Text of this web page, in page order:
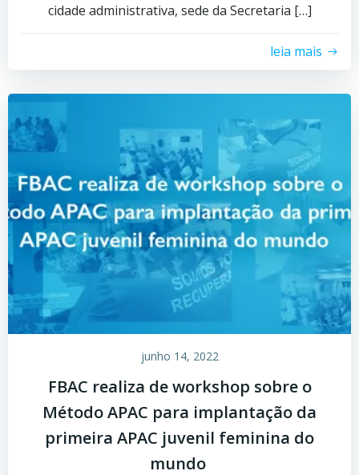
cidade administrativa, sede da Secretaria […]
leia mais
junho 14, 2022
FBAC realiza de workshop sobre o
Método APAC para implantação da
primeira APAC juvenil feminina do
mundo ​